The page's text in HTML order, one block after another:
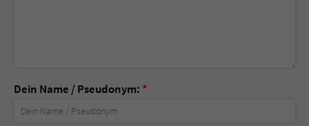
Dein Name / Pseudonym: *